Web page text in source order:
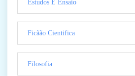
Estudos E Ensaio
Ficãão Cientifica
Filosofia